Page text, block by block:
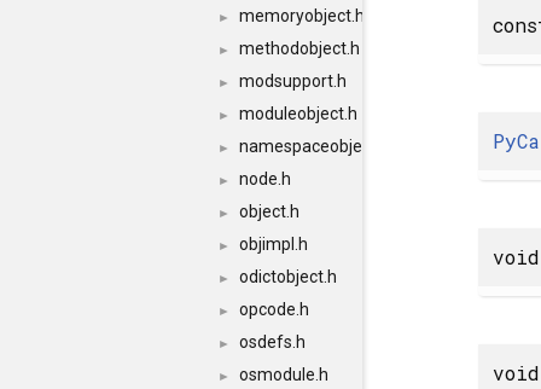
► memoryobject.h
► methodobject.h
► modsupport.h
► moduleobject.h
► namespaceobject.h
► node.h
► object.h
► objimpl.h
► odictobject.h
► opcode.h
► osdefs.h
► osmodule.h